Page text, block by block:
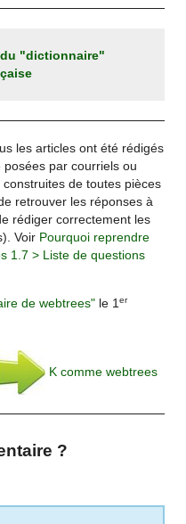
"dictionnaire"
les articles ont été rédigés
posées par courriels ou
de toutes pièces
retrouver les réponses à
rédiger correctement les
Voir Pourquoi reprendre
1.7 > Liste de questions
de webtrees" le 1er
K comme webtrees
?